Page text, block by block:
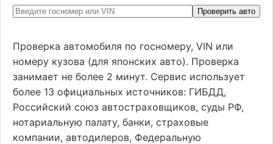
Проверить авто
Проверка автомобиля по госномеру, VIN или
номеру кузова (для японских авто). Проверка
занимает не более 2 минут. Сервис использует
более 13 официальных источников: ГИБДД,
Российский союз автостраховщиков, суды РФ,
нотариальную палату, банки, страховые
компании, автодилеров, Федеральную